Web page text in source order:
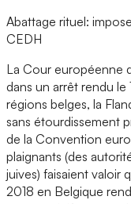
Abattage rituel:
CEDH
La Cour européenne
dans un arrêt rendu le
régions belges, la
sans étourdissement
de la Convention
plaignants (des
juives) faisaient valoir
2018 en Belgique